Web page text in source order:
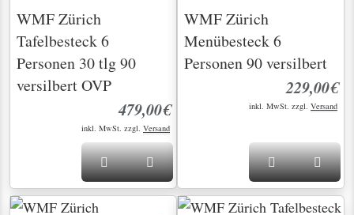
WMF Zürich
Tafelbesteck 6
Personen 30 tlg 90
versilbert OVP
479,00€
inkl. MwSt. zzgl. Versand
WMF Zürich
Menübesteck 6
Personen 90 versilbert
229,00€
inkl. MwSt. zzgl. Versand